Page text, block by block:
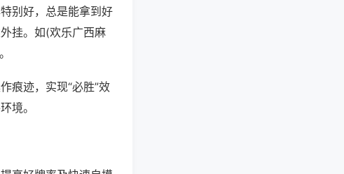
别好，总是能拿到好
挂。如(欢乐广西麻
痕迹，实现“必胜”效
境。